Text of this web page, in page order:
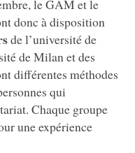
le GAM et le
donc à disposition
de l’université de
de Milan et des
différentes méthodes
qui
Chaque groupe
une expérience